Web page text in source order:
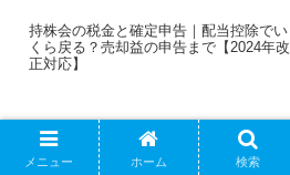
持株会の税金と確定申告｜配当控除でい
くら戻る？売却益の申告まで【2024年改
正対応】
コメント
メニュー ホーム 検索